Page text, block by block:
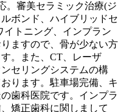
。審美セラミック治療(ジ
ボンド、ハイブリッドセ
イトニング、インプラン
ますので、骨が少ない方
。また、CT、レーザ
セリングシステムの構
ります。駐車場完備、キ
歯科医院です。インプラ
矯正歯科に関しまして